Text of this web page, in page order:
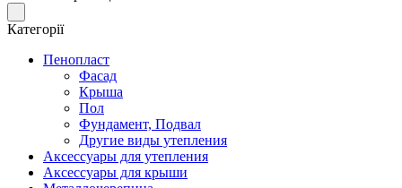
Категорії
Пенопласт
Фасад
Крыша
Пол
Фундамент, Подвал
Другие виды утепления
Аксессуары для утепления
Аксессуары для крыши